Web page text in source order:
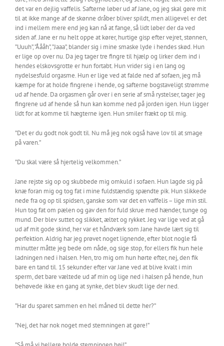
det var en dejlig vaffelis. Safterne løber ud af Jane, og jeg skal gøre mit
til at ikke mange af de skønne dråber bliver spildt, men alligevel er det
ind i mellem mere end jeg kan nå at fange, så lidt løber der da ved
siden af. Jane er nu helt oppe at kører, hurtige gisp efter vejret, stønnen,
”Uuuh”, ”Åååh”, ”Jaaa”, blander sig i mine smaske lyde i hendes skød. Hun
er lige op over nu. Da jeg tager tre fingre til hjælp og lirker dem ind i
hendes elskovsgrotte er hun fortabt. Hun vrider sig i en lang og
nydelsesfuld orgasme. Hun er lige ved at falde ned af sofaen, jeg må
kæmpe for at holde fingrene i hende, og safterne bogstaveligt strømme
ud af hende. Da orgasmen går over i en serie af små rystelser, tager jeg
fingrene ud af hende så hun kan komme ned på jorden igen. Hun ligger
lidt for at komme til hægterne igen. Hun smiler frækt op til mig.
”Det er du godt nok godt til. Nu må jeg nok også have lov til at smage
på varen.”
”Du skal være så hjertelig velkommen.”
Jane rejste sig op og skubbede mig omkuld i sofaen. Hun lagde sig på
knæ foran mig og tog fat i mine fuldstændig spændte pik. Hun slikkede
nede fra og op til spidsen, ganske som var det en vaffelis – lige min stil.
Hun tog fat om pælen og gav den for fuld skrue med hænder, tunge og
mund. Der blev suttet og slikket, æltet og rykket. Jeg var lige ved at gå
ud af mit gode skind, her var et håndværk som Jane havde lært sig til
perfektion. Aldrig har jeg prøvet noget lignende, efter blot nogle få
minutter måtte jeg bede om nåde, og sige stop, for ellers fik hun hele
ladningen ned i halsen. Men, tro mig om hun hørte efter, nej, den fik
bare en tand til. 15 sekunder efter var Jane ved at blive kvalt i min
sperm, det bare væltede ud af min og lige ned i halsen på hende, hun
behøvede ikke en gang at synke, det blev skudt lige der ned.
”Har du sparet sammen en hel måned til dette her?”
”Nej, det har nok noget med stemningen at gøre!”